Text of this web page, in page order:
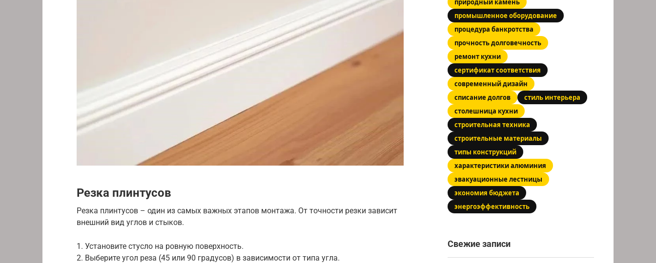
Резка плинтусов
Резка плинтусов – один из самых важных этапов монтажа. От точности резки зависит
внешний вид углов и стыков.
1. Установите стусло на ровную поверхность.
2. Выберите угол реза (45 или 90 градусов) в зависимости от типа угла.
природный камень
промышленное оборудование
процедура банкротства
прочность долговечность
ремонт кухни
сертификат соответствия
современный дизайн
списание долгов
стиль интерьера
столешница кухни
строительная техника
строительные материалы
типы конструкций
характеристики алюминия
эвакуационные лестницы
экономия бюджета
энергоэффективность
Свежие записи